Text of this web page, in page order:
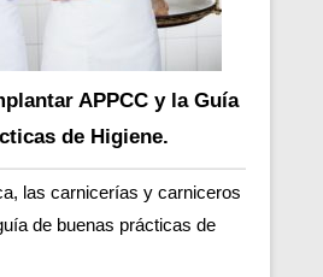
APPCC y la Guía
de Higiene.
las carnicerías y carniceros
de buenas prácticas de